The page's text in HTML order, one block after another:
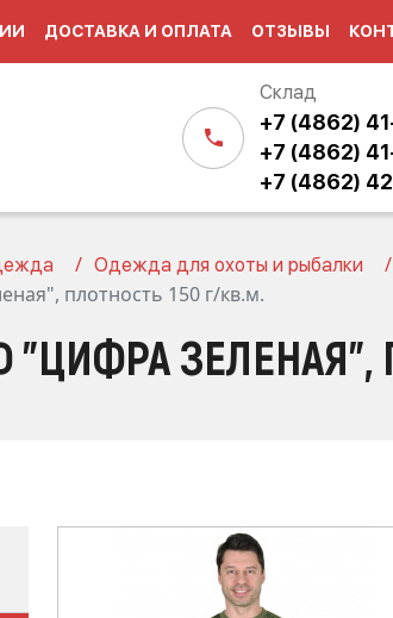
ДОСТАВКА И ОПЛАТА ОТЗЫВЫ
Склад
+7 (4862)
+7 (4862)
+7 (4862)
Одежда для охоты и рыбалки
плотность 150 г/кв.м.
ЗЕЛЕНАЯ",